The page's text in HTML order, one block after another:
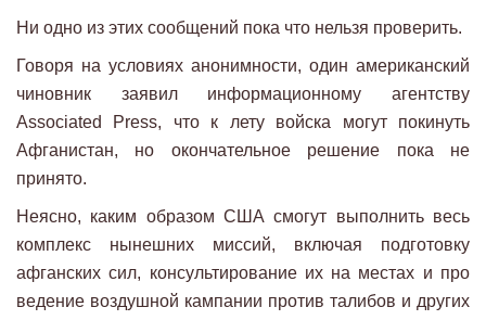
Ни одно из этих сообщений пока что нельзя проверить.
Говоря на условиях анонимности, один американский
чиновник заявил информационному агентству
Associated Press, что к лету войска могут покинуть
Афганистан, но окончательное решение пока не
принято.
Неясно, каким образом США смогут выполнить весь
комплекс нынешних миссий, включая подготовку
афганских сил, консультирование их на местах и про​​
ведение воздушной кампании против талибов и других